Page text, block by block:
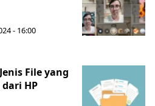
- 16:00
File yang
HP